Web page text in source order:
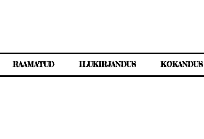
RAAMATUD ILUKIRJANDUS KOKANDUS